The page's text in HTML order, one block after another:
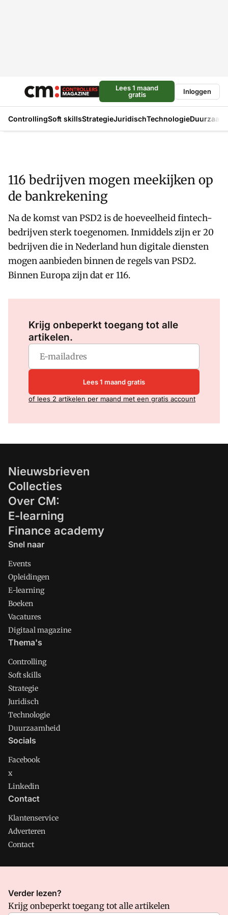
Lees 1 maand
gratis
Inloggen
ControllingSoft skillsStrategieJuridischTechnologie
116 bedrijven mogen meekijken op
de bankrekening
Na de komst van PSD2 is de hoeveelheid fintech-
bedrijven sterk toegenomen. Inmiddels zijn er 20
bedrijven die in Nederland hun digitale diensten
mogen aanbieden binnen de regels van PSD2.
Binnen Europa zijn dat er 116.
Krijg onbeperkt toegang tot alle
artikelen.
Lees 1 maand gratis
of lees 2 artikelen per maand met een gratis account
Nieuwsbrieven
Collecties
Over CM:
E-learning
Finance academy
Snel naar
Events
Opleidingen
E-learning
Boeken
Vacatures
Digitaal magazine
Thema's
Controlling
Soft skills
Strategie
Juridisch
Technologie
Duurzaamheid
Socials
Facebook
x
Linkedin
Contact
Klantenservice
Adverteren
Contact
CMweb is onderdeel van VMN media. Lees in
waar VMN media voor staat. Op gebruik van deze site zijn de
Verder lezen?
Krijg onbeperkt toegang tot alle artikelen